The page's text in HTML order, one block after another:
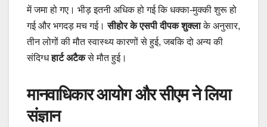
में जमा हो गए। भीड़ इतनी अधिक हो गई कि धक्का-मुक्की शुरू हो
गई और भगदड़ मच गई।सीहोर के एसपी दीपक शुक्लाके अनुसार,
तीन लोगों की मौत स्वास्थ्य कारणों से हुई, जबकि दो अन्य की
संदिग्धहार्ट अटैकसे मौत हुई।
मानवाधिकार आयोग और सीएम ने लिया
संज्ञान